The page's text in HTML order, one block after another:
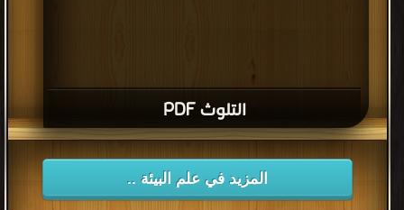
التلوث PDF
المزيد في علم البيئة ..